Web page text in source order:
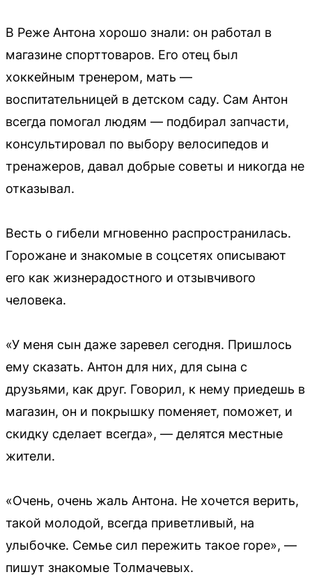
В Реже Антона хорошо знали: он работал в
магазине спорттоваров. Его отец был
хоккейным тренером, мать —
воспитательницей в детском саду. Сам Антон
всегда помогал людям — подбирал запчасти,
консультировал по выбору велосипедов и
тренажеров, давал добрые советы и никогда не
отказывал.
Весть о гибели мгновенно распространилась.
Горожане и знакомые в соцсетях описывают
его как жизнерадостного и отзывчивого
человека.
«У меня сын даже заревел сегодня. Пришлось
ему сказать. Антон для них, для сына с
друзьями, как друг. Говорил, к нему приедешь в
магазин, он и покрышку поменяет, поможет, и
скидку сделает всегда», — делятся местные
жители.
«Очень, очень жаль Антона. Не хочется верить,
такой молодой, всегда приветливый, на
улыбочке. Семье сил пережить такое горе», —
пишут знакомые Толмачевых.